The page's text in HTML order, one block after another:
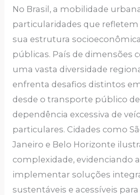
No Brasil, a mobilidade
particularidades que refletem
sua estrutura
públicas. País de dimensões
uma vasta diversidade
enfrenta desafios distintos
desde o transporte público
dependência excessiva de
particulares. Cidades como
Janeiro e Belo Horizonte
complexidade, evidenciando
implementar soluções
sustentáveis e acessíveis